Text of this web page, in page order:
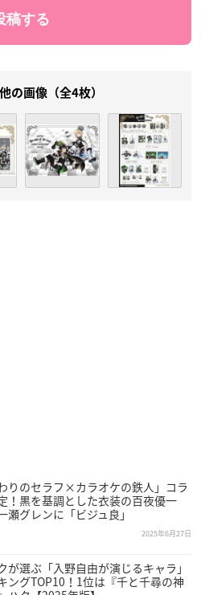
の画像（全4枚）
わりのセラフ×カラオケの鉄人」コラ
！黒を基調とした衣装の百夜優一
瀬グレンに「ビジュ良」
2025年6月27日
が選ぶ「入野自由が演じるキャラ」
ングTOP10！1位は『千と千尋の神